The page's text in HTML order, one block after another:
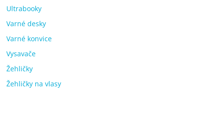
Ultrabooky
Varné desky
Varné konvice
Vysavače
Žehličky
Žehličky na vlasy